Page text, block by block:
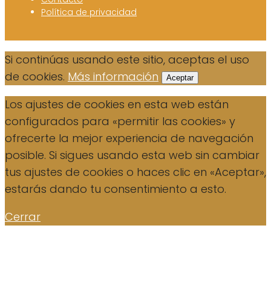
Política de privacidad
Si continúas usando este sitio, aceptas el uso
de cookies. Más información Aceptar
Los ajustes de cookies en esta web están
configurados para «permitir las cookies» y
ofrecerte la mejor experiencia de navegación
posible. Si sigues usando esta web sin cambiar
tus ajustes de cookies o haces clic en «Aceptar»,
estarás dando tu consentimiento a esto.
Cerrar